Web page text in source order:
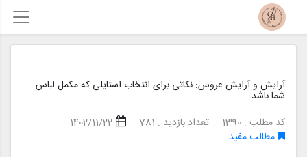
آرایش و آرایش عروس: نکاتی برای انتخاب استایلی که مکمل لباس
شما باشد
کد مطلب : 1390
تعداد بازدید : 781
1402/11/22
مطالب مفید